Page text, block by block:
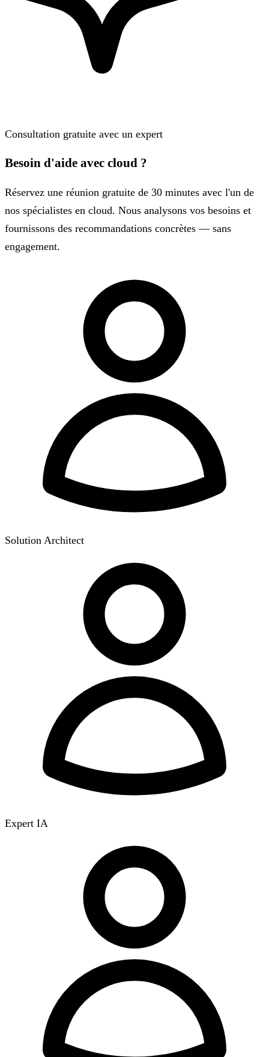
Consultation gratuite avec un expert
Besoin d'aide avec cloud ?
Réservez une réunion gratuite de 30 minutes avec l'un de
nos spécialistes en cloud. Nous analysons vos besoins et
fournissons des recommandations concrètes — sans
engagement.
Solution Architect
Expert IA